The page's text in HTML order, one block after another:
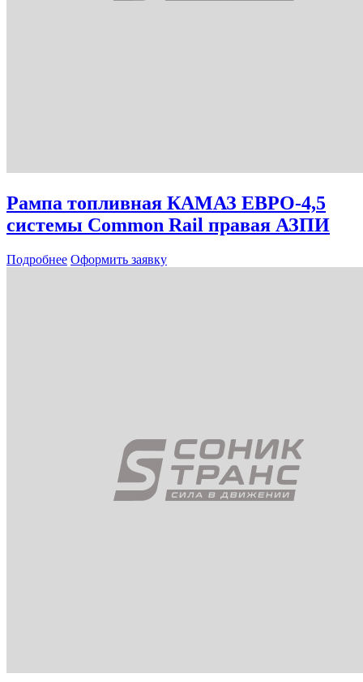
Рампа топливная КАМАЗ ЕВРО-4,5
системы Common Rail правая АЗПИ
Подробнее Оформить заявку